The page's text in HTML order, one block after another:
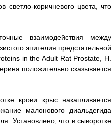
коричневого цвета, что
взаимодействия между
эпителия предстательной
in the Adult Rat Prostate, H.
положительно сказывается
крови крыс накапливается
малонового диальдегида
Установлено, что в сыворотке